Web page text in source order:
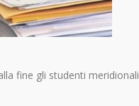
fine gli studenti meridionali